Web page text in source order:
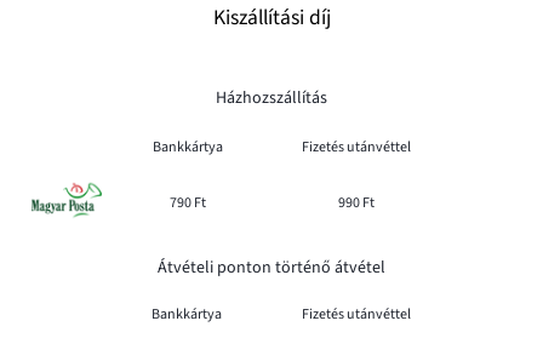
Kiszállítási díj
Házhozszállítás
Bankkártya Fizetés utánvéttel
790 Ft 990 Ft
Átvételi ponton történő átvétel
Bankkártya Fizetés utánvéttel